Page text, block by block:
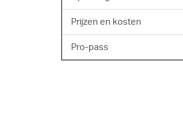
Prijzen en kosten
Pro-pass